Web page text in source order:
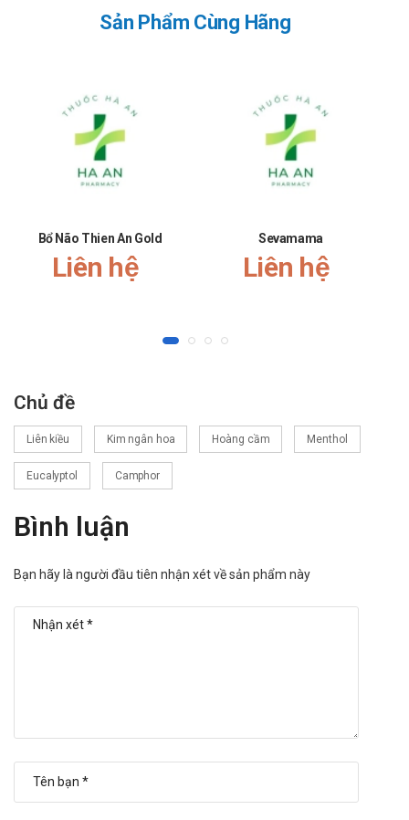
Hà An. Nhà thuốc Hà An chúc bạn luôn mạnh khỏe, vui vẻ và
Sản Phẩm Cùng Hãng
Bổ Não Thien An Gold
Liên hệ
Sevamama
Liên hệ
Chủ đề
Liên kiều Kim ngân hoa Hoàng cầm Menthol
Eucalyptol Camphor
Bình luận
Bạn hãy là người đầu tiên nhận xét về sản phẩm này